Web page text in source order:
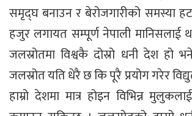
समृद्घ बनाउन र बेरोजगारीको समस्या
हजुर लगायत सम्पूर्ण नेपाली मानिसलाई
जलस्रोतमा विश्वकै दोस्रो धनी देश हो
जलस्रोत यति धेरै छ कि पूरै प्रयोग गरेर
हाम्रो देशमा मात्र होइन विभिन्न